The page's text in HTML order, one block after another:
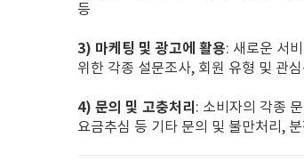
등
3) 마케팅 및 광고에 활용: 새로운 서
위한 각종 설문조사, 회원 유형 및 관
4) 문의 및 고충처리 : 소비자의 각종
요금추심 등 기타 문의 및 불만처리,